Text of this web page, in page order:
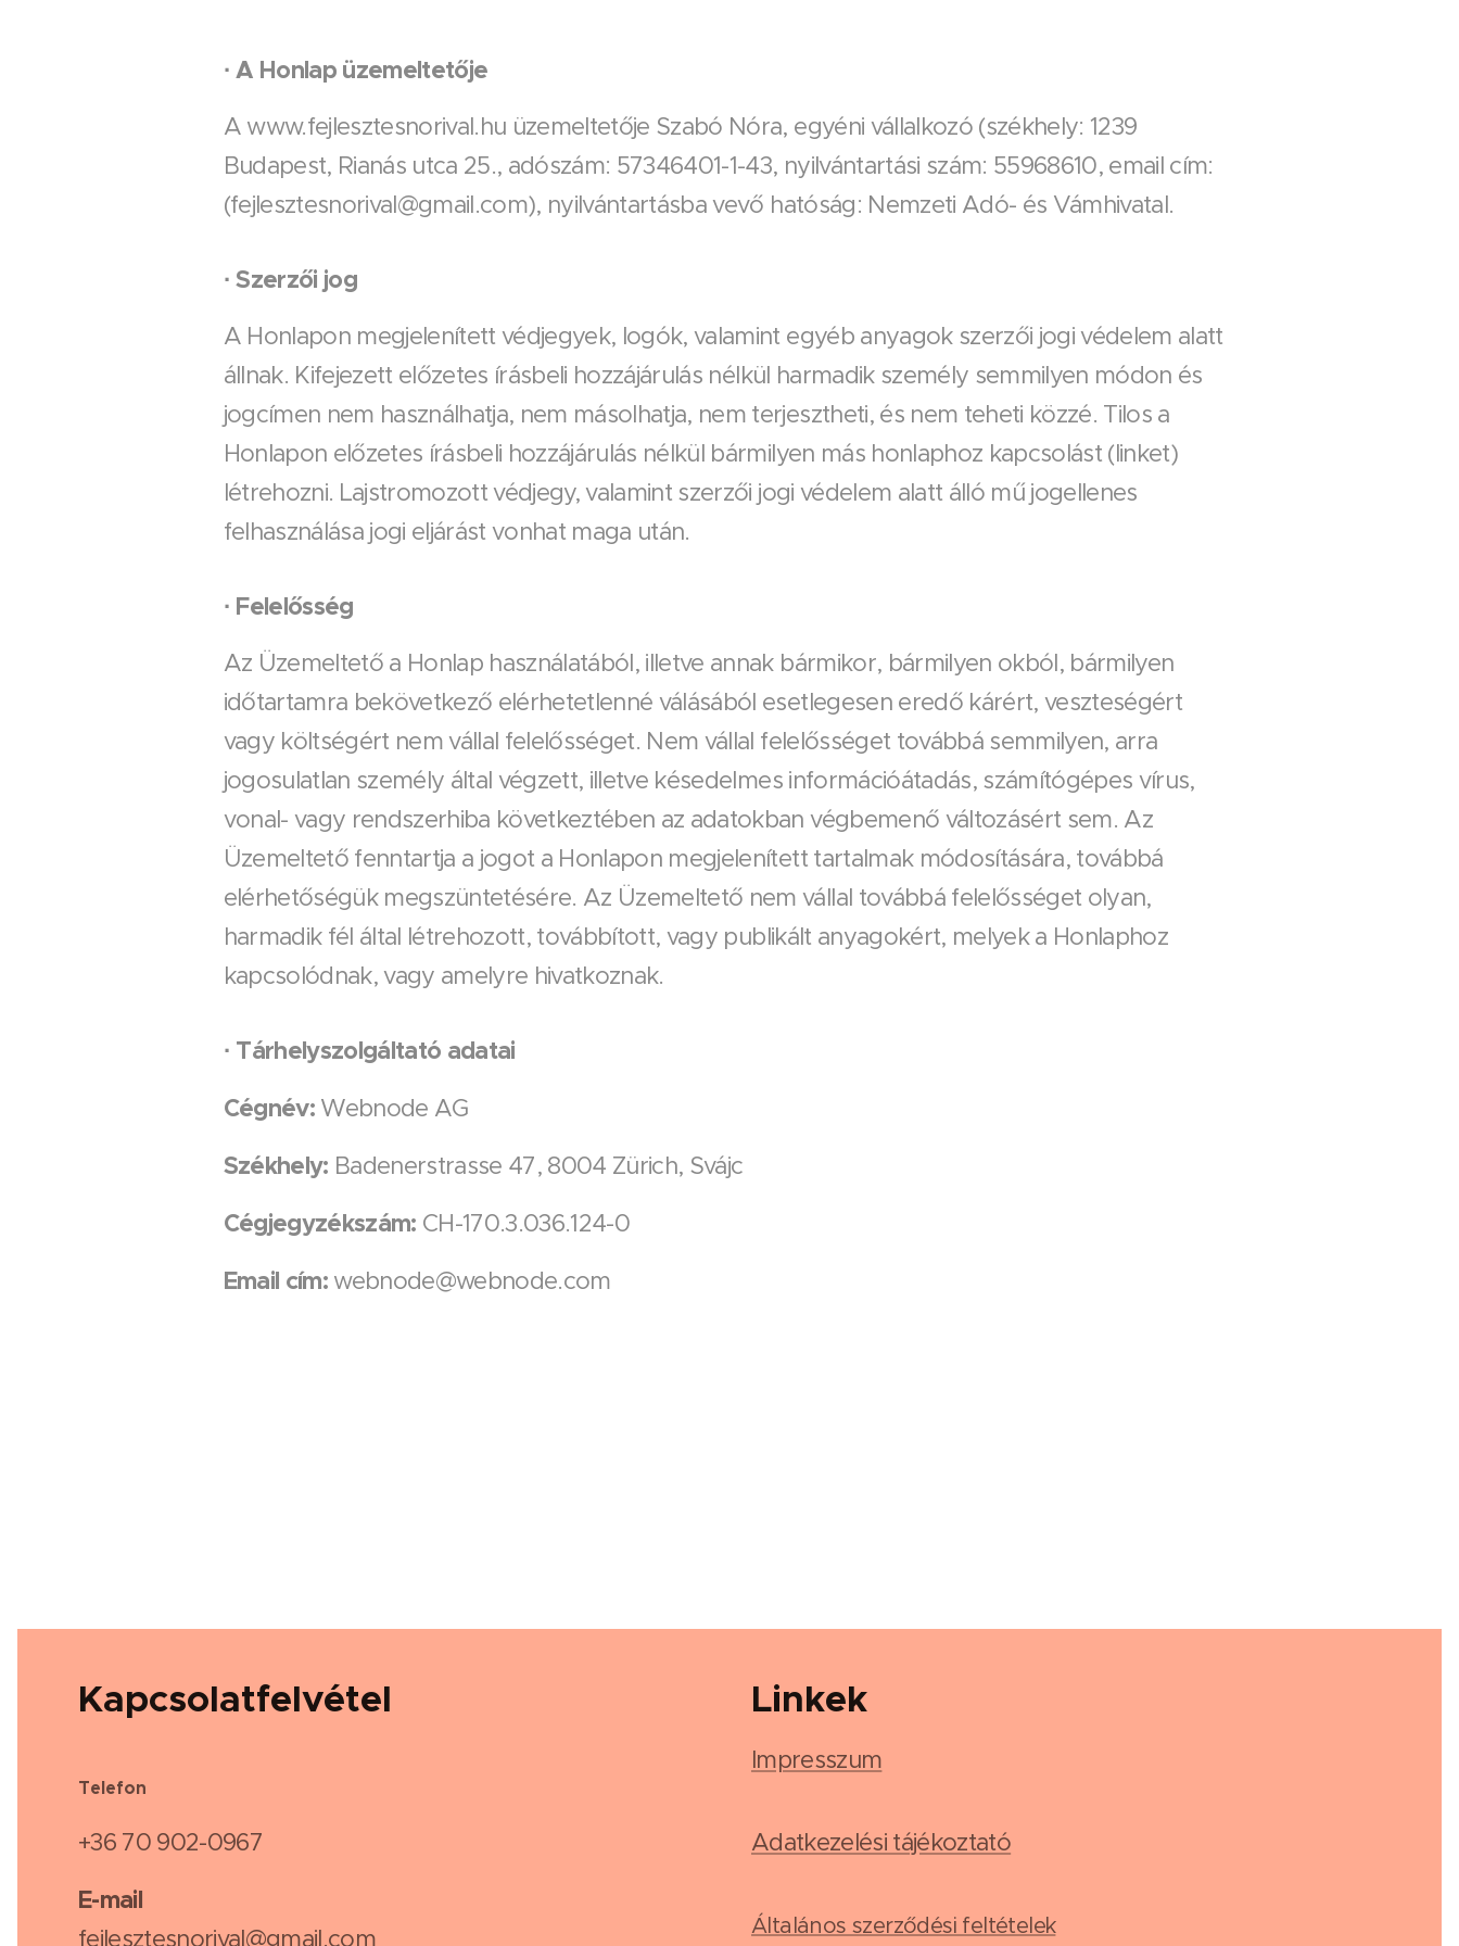
·A Honlap üzemeltetője
A www.fejlesztesnorival.hu üzemeltetője Szabó Nóra, egyéni vállalkozó (székhely: 1239
Budapest, Rianás utca 25., adószám: 57346401-1-43, nyilvántartási szám: 55968610, email cím:
(fejlesztesnorival@gmail.com), nyilvántartásba vevő hatóság: Nemzeti Adó- és Vámhivatal.
·Szerzői jog
A Honlapon megjelenített védjegyek, logók, valamint egyéb anyagok szerzői jogi védelem alatt
állnak. Kifejezett előzetes írásbeli hozzájárulás nélkül harmadik személy semmilyen módon és
jogcímen nem használhatja, nem másolhatja, nem terjesztheti, és nem teheti közzé. Tilos a
Honlapon előzetes írásbeli hozzájárulás nélkül bármilyen más honlaphoz kapcsolást (linket)
létrehozni. Lajstromozott védjegy, valamint szerzői jogi védelem alatt álló mű jogellenes
felhasználása jogi eljárást vonhat maga után.
· Felelősség
Az Üzemeltető a Honlap használatából, illetve annak bármikor, bármilyen okból, bármilyen
időtartamra bekövetkező elérhetetlenné válásából esetlegesen eredő kárért, veszteségért
vagy költségért nem vállal felelősséget. Nem vállal felelősséget továbbá semmilyen, arra
jogosulatlan személy által végzett, illetve késedelmes információátadás, számítógépes vírus,
vonal- vagy rendszerhiba következtében az adatokban végbemenő változásért sem. Az
Üzemeltető fenntartja a jogot a Honlapon megjelenített tartalmak módosítására, továbbá
elérhetőségük megszüntetésére. Az Üzemeltető nem vállal továbbá felelősséget olyan,
harmadik fél által létrehozott, továbbított, vagy publikált anyagokért, melyek a Honlaphoz
kapcsolódnak, vagy amelyre hivatkoznak.
· Tárhelyszolgáltató adatai
Cégnév: Webnode AG
Székhely: Badenerstrasse 47, 8004 Zürich, Svájc
Cégjegyzékszám: CH-170.3.036.124-0
Email cím:webnode@webnode.com
Kapcsolatfelvétel
Telefon
+36 70 902-0967
E-mail
fejlesztesnorival@gmail.com
Linkek
Impresszum
Adatkezelési tájékoztató
Általános szerződési feltételek